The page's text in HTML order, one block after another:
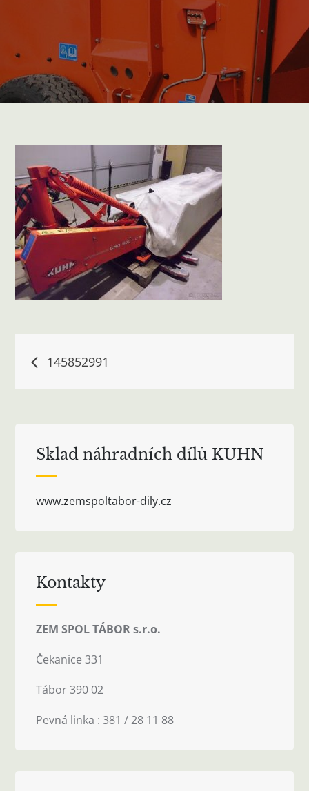
Navigace
145852991
Sklad náhradních dílů KUHN
www.zemspoltabor-dily.cz
Kontakty
ZEM SPOL TÁBOR s.r.o.
Čekanice 331
Tábor 390 02
Pevná linka : 381 / 28 11 88